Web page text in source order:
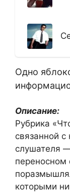
Одно
Описание:
Рубрика
связанной с
слушателя
переносном
которыми